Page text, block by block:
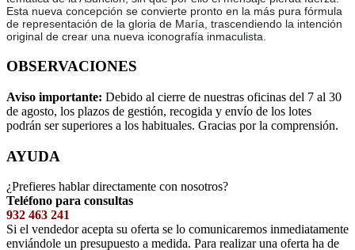
Esta nueva concepción se convierte pronto en la más pura fórmula
de representación de la gloria de María, trascendiendo la intención
original de crear una nueva iconografía inmaculista.
OBSERVACIONES
Aviso importante: Debido al cierre de nuestras oficinas del 7 al 30
de agosto, los plazos de gestión, recogida y envío de los lotes
podrán ser superiores a los habituales. Gracias por la comprensión.
AYUDA
¿Prefieres hablar directamente con nosotros?
Teléfono para consultas
932 463 241
Si el vendedor acepta su oferta se lo comunicaremos inmediatamente
enviándole un presupuesto a medida. Para realizar una oferta ha de